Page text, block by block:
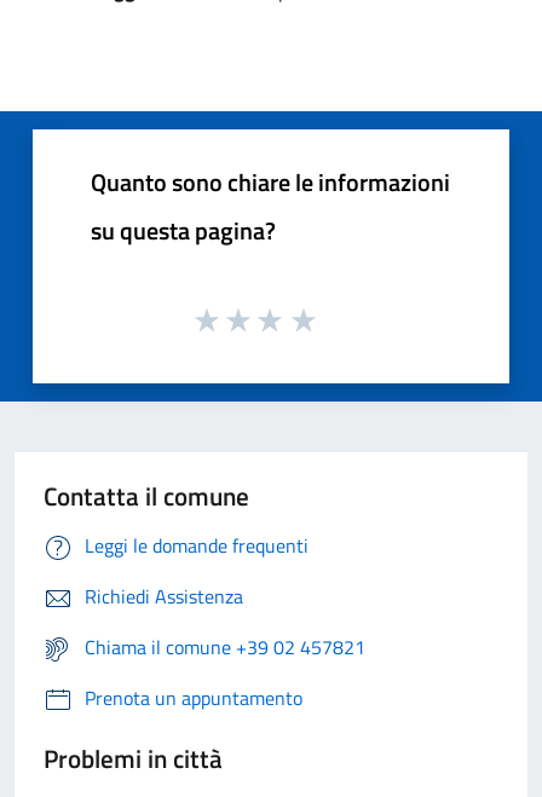
Quanto sono chiare le informazioni
su questa pagina?
Contatta il comune
Leggi le domande frequenti
Richiedi Assistenza
Chiama il comune +39 02 457821
Prenota un appuntamento
Problemi in città